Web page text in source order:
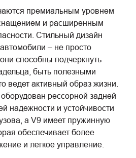
премиальным уровнем
и расширенным
Стильный дизайн
– не просто
способны подчеркнуть
быть полезными
ведет активный образ жизни.
рессорной задней
надежности и устойчивости
а V9 имеет пружинную
обеспечивает более
и легкое управление.